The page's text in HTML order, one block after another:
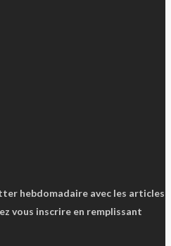
hebdomadaire avec les articles
vous inscrire en remplissant